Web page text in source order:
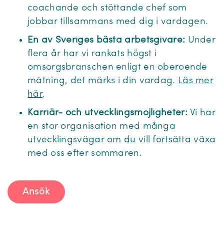
coachande och stöttande chef som
jobbar tillsammans med dig i vardagen.
En av Sveriges bästa arbetsgivare: Under
flera år har vi rankats högst i
omsorgsbranschen enligt en oberoende
mätning, det märks i din vardag. Läs mer
här.
Karriär- och utvecklingsmöjligheter: Vi har
en stor organisation med många
utvecklingsvägar om du vill fortsätta växa
med oss efter sommaren.
Ansök